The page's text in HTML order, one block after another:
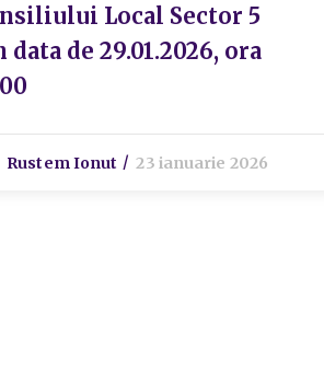
Local Sector 5
data de 29.01.2026, ora
Rustem Ionut 23 ianuarie 2026